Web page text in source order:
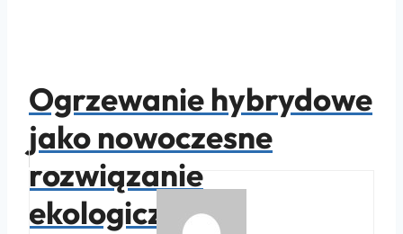
Ogrzewanie hybrydowe
jako nowoczesne
rozwiązanie
ekologiczne